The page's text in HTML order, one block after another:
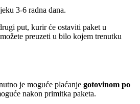
3-6 radna dana.
put, kurir će ostaviti paket u
preuzeti u bilo kojem trenutku
je moguće plaćanje gotovinom po
nakon primitka paketa.